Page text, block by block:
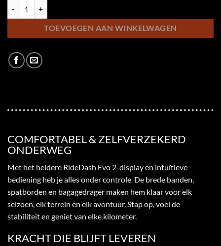
TOEVOEGEN AAN WINKELWAGEN
COMFORTABEL & ZELFVERZEKERD
ONDERWEG
Met het heldere RideDash Evo 2-display en intuïtieve
bediening heb je alles onder controle. De brede banden,
spatborden en bagagedrager maken hem klaar voor elk
seizoen, elk terrein en elk avontuur. Stap op, voel de
stabiliteit en geniet van elke kilometer.
KRACHT DIE BLIJFT LEVEREN